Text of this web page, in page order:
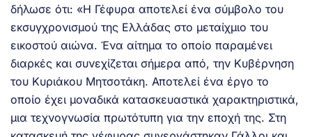
δήλωσε ότι: «Η Γέφυρα αποτελεί ένα σύμβολο του
εκσυγχρονισμού της Ελλάδας στο μεταίχμιο του
εικοστού αιώνα. Ένα αίτημα το οποίο παραμένει
διαρκές και συνεχίζεται σήμερα από, την Κυβέρνηση
του Κυριάκου Μητσοτάκη. Αποτελεί ένα έργο το
οποίο έχει μοναδικά κατασκευαστικά χαρακτηριστικά,
μια τεχνογνωσία πρωτότυπη για την εποχή της. Στη